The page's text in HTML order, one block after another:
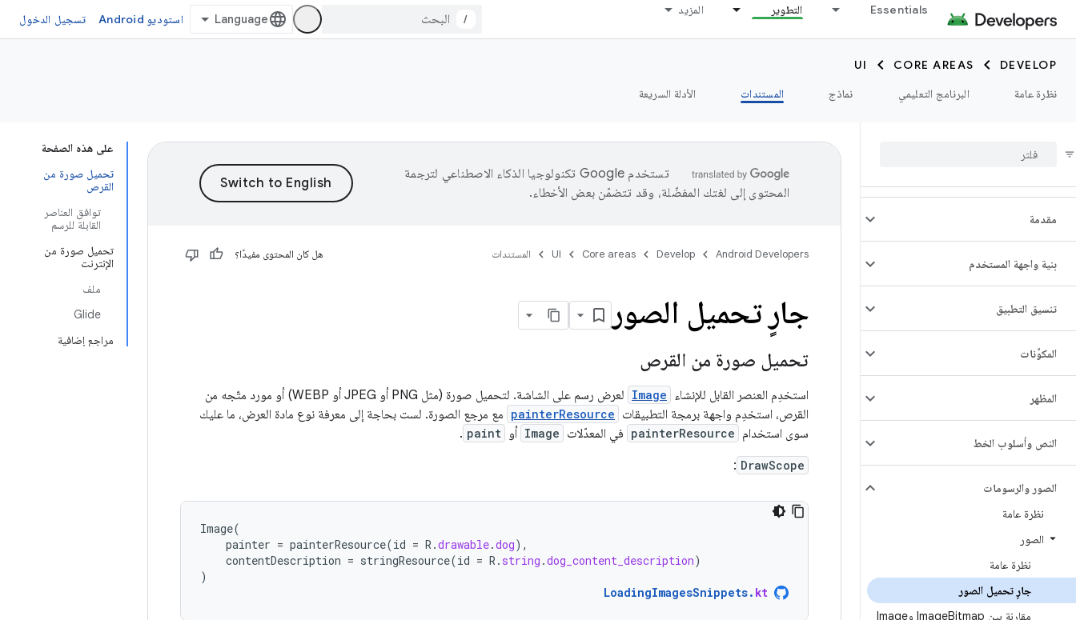
Essentials التطوير المزيد
/ استوديو Android تسجيل الدخول
DEVELOP
CORE AREAS
UI
نظرة عامة
البرنامج التعليمي نماذج المستندات الأدلة السريعة
مقدمة
بنية واجهة المستخدم
تنسيق التطبيق
المكوِّنات
المظهر
النص وأسلوب الخط
الصور والرسومات
نظرة عامة
الصور
نظرة عامة
جارٍ تحميل الصور
مقارنة بين Image Bitmap وImage
على هذه الصفحة
تحميل صورة من
القرص
توافق العناصر
القابلة للرسم
تحميل صورة من
الإنترنت
ملف
Glide
مراجع إضافية
تستخدم Google تكنولوجيا الذكاء الاصطناعي لترجمة
المحتوى إلى لغتك المفضّلة، وقد تتضمّن بعض الأخطاء.
Android Developers
Develop
Core areas
UI المستندات هل كان المحتوى مفيدًا؟
جارٍ تحميل الصور
تحميل صورة من القرص
استخدِم العنصر القابل للإنشاء Image
لعرض رسم على الشاشة. لتحميل صورة (مثل PNG أو JPEG أو WEBP) أو مورد متّجه من
القرص، استخدِم واجهة برمجة التطبيقات painterResource مع مرجع الصورة. لست بحاجة إلى معرفة نوع مادة العرض، ما عليك
سوى استخدام painterResource في المعدّلات Image أو paint
.
DrawScope
:
Image(
painter = painterResource(id = R .drawable.dog),
contentDescription = stringResource(id = R . string .dog_content_description)
)
LoadingImagesSnippets. kt